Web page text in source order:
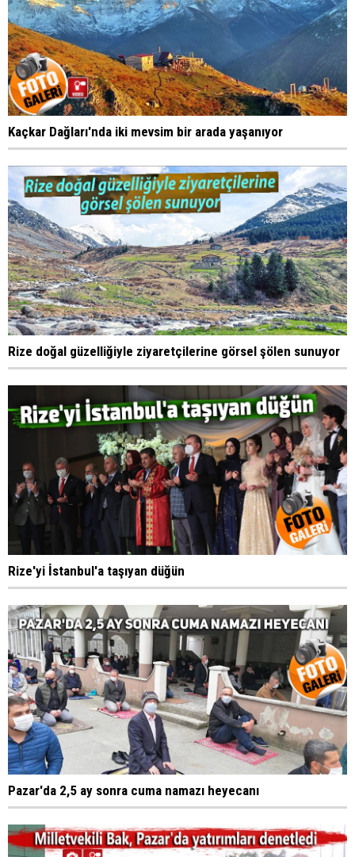
Kaçkar Dağları'nda iki mevsim bir arada yaşanıyor
Rize doğal güzelliğiyle ziyaretçilerine görsel şölen sunuyor
Rize'yi İstanbul'a taşıyan düğün
Pazar'da 2,5 ay sonra cuma namazı heyecanı